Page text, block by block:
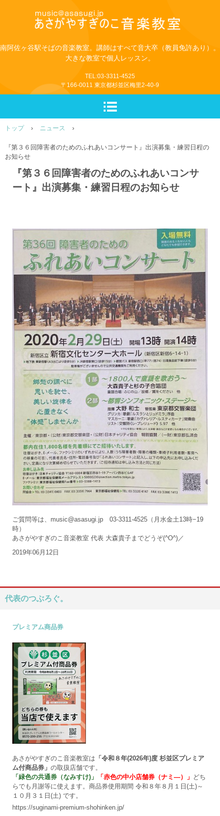
南阿佐ヶ谷駅そばの音楽教室。講師はすべて音大卒（教員免許あり）。
大きな教室で個人レッスン。
TEL:03-3311-4525
〒166-0011 東京都杉並区梅里2-40-9
トップ › ニュース ›
『第３６回障害者のためのふれあいコンサート』出演募集・練習日程の
お知らせ
『第３６回障害者のためのふれあいコンサ
ート』出演募集・練習日程のお知らせ
ご質問等は、music@asasugi.jp 03-3311-4525（月水金土13時−19
時）
あさがやすぎのこ音楽教室 代表 大森貴子までどうぞ(^O^)／
2019年06月12日
代表のつぶろぐ。
プレミアム商品券
あさがやすぎのこ音楽教室は 「令和８年(2026年)度 杉並区プレミア
ム付商品券」 の取扱店舗です。
「緑色の共通券（なみすけ)」
「赤色の中小店舗券（ナミ―）」 どち
らでも月謝等に使えます。商品券使用期間 令和８年８月１日(土)～
１０月３１日(土) です。
https://suginami-premium-shohinken.jp/